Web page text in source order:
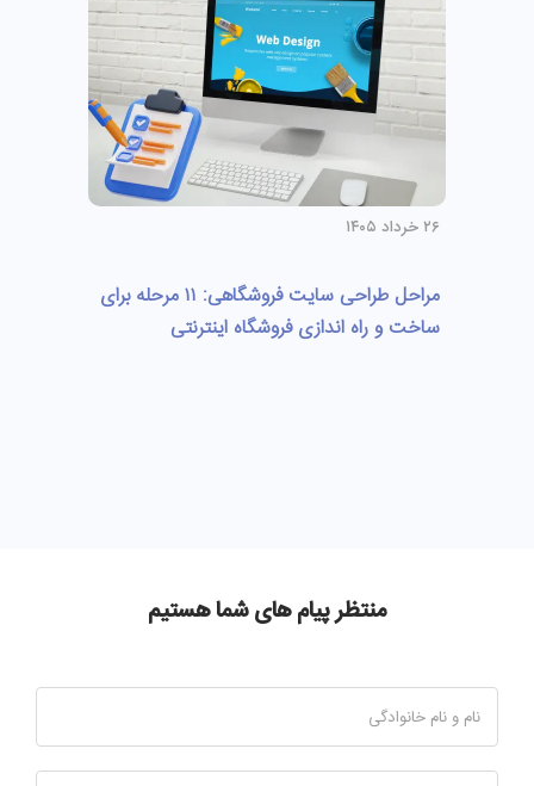
۲۶ خرداد ۱۴۰۵
مراحل طراحی سایت فروشگاهی: ۱۱ مرحله برای
ساخت و راه اندازی فروشگاه اینترنتی
منتظر پیام های شما هستیم
نام و نام خانوادگی